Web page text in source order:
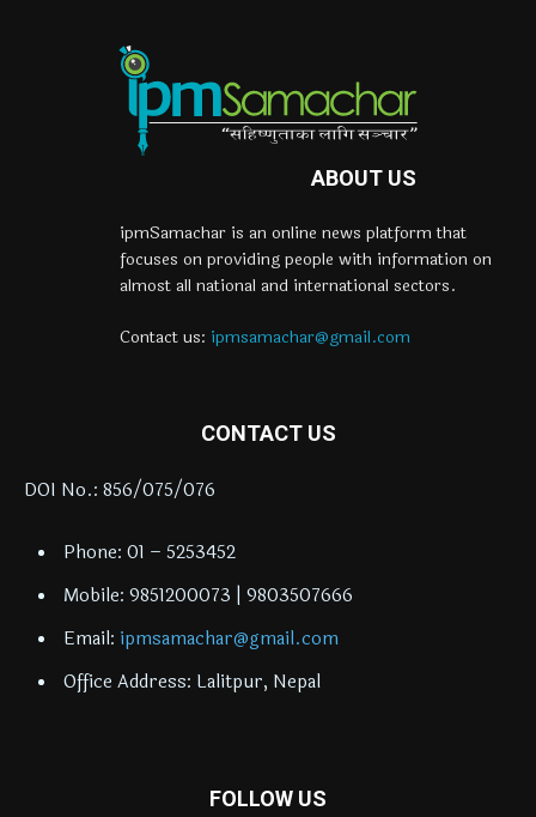
ABOUT US
ipmSamachar is an online news platform that
focuses on providing people with information on
almost all national and international sectors.
Contact us: ipmsamachar@gmail.com
CONTACT US
DOI No.: 856/075/076
Phone: 01 – 5253452
Mobile: 9851200073 | 9803507666
Email: ipmsamachar@gmail.com
Office Address: Lalitpur, Nepal
FOLLOW US